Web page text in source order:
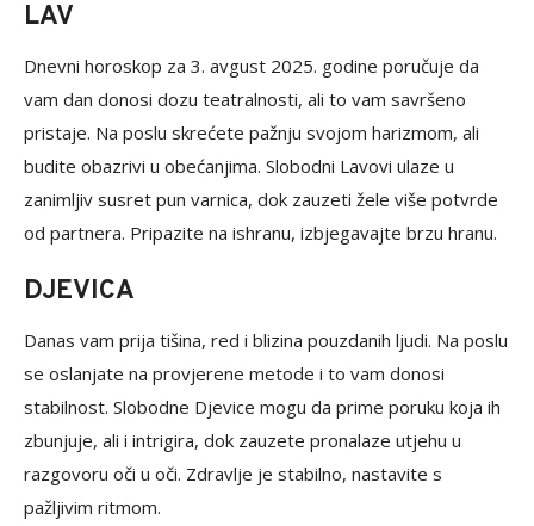
LAV
Dnevni horoskop za 3. avgust 2025. godine poručuje da
vam dan donosi dozu teatralnosti, ali to vam savršeno
pristaje. Na poslu skrećete pažnju svojom harizmom, ali
budite obazrivi u obećanjima. Slobodni Lavovi ulaze u
zanimljiv susret pun varnica, dok zauzeti žele više potvrde
od partnera. Pripazite na ishranu, izbjegavajte brzu hranu.
DJEVICA
Danas vam prija tišina, red i blizina pouzdanih ljudi. Na poslu
se oslanjate na provjerene metode i to vam donosi
stabilnost. Slobodne Djevice mogu da prime poruku koja ih
zbunjuje, ali i intrigira, dok zauzete pronalaze utjehu u
razgovoru oči u oči. Zdravlje je stabilno, nastavite s
pažljivim ritmom.